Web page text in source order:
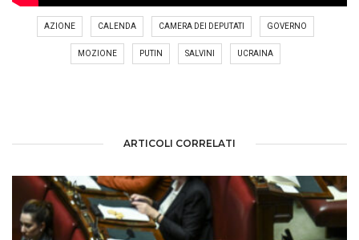
AZIONE CALENDA CAMERA DEI DEPUTATI GOVERNO
MOZIONE PUTIN SALVINI UCRAINA
ARTICOLI CORRELATI